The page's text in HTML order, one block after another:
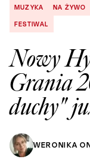
MUZYKA NA ŻYWO
FESTIWAL
Nowy
Grania
duchy"
WERONIKA